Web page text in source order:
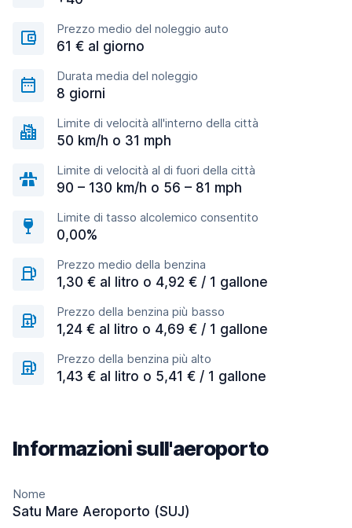
Prezzo medio del noleggio auto
61 € al giorno
Durata media del noleggio
8 giorni
Limite di velocità all'interno della città
50 km/h o 31 mph
Limite di velocità al di fuori della città
90 – 130 km/h o 56 – 81 mph
Limite di tasso alcolemico consentito
0,00%
Prezzo medio della benzina
1,30 € al litro o 4,92 € / 1 gallone
Prezzo della benzina più basso
1,24 € al litro o 4,69 € / 1 gallone
Prezzo della benzina più alto
1,43 € al litro o 5,41 € / 1 gallone
Informazioni sull'aeroporto
Nome
Satu Mare Aeroporto (SUJ)